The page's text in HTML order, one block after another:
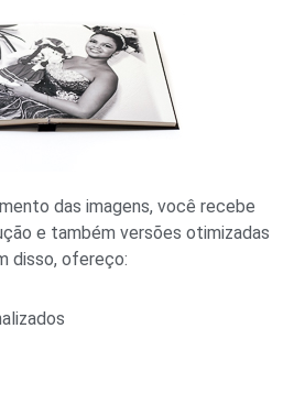
das imagens, você recebe
e também versões otimizadas
disso, ofereço: